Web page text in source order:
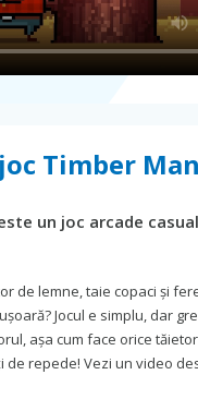
Timber Man
un joc arcade
de lemne, taie copaci și
Jocul e simplu, dar
așa cum face orice
de repede! Vezi un video